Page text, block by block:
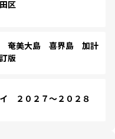
区
奄美大島 喜界島 加計
版
２０２７～２０２８